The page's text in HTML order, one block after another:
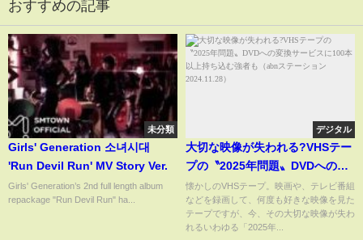
おすすめの記事
未分類
Girls' Generation 소녀시대
'Run Devil Run' MV Story Ver.
Girls' Generation’s 2nd full length album
repackage "Run Devil Run" ha...
デジタル
大切な映像が失われる?VHSテー
プの〝2025年問題〟DVDへの変
換サービスに100本以上持ち込む
強者も（abnステーション
2024.11.28）
懐かしのVHSテープ。映画や、テレビ番組
などを録画して、何度も好きな映像を見た
テープですが、今、その大切な映像が失わ
れるいわゆる「2025年...